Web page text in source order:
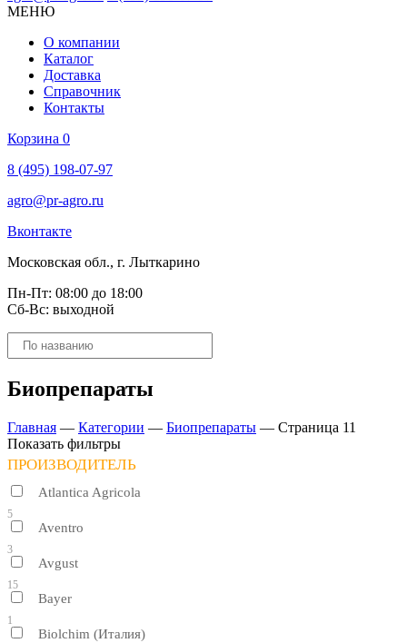
МЕНЮ
О компании
Каталог
Доставка
Справочник
Контакты
Корзина 0
8 (495) 198-07-97
agro@pr-agro.ru
Вконтакте
Московская обл., г. Лыткарино
Пн-Пт: 08:00 до 18:00
Сб-Вс: выходной
Поиск
товаров
Биопрепараты
Главная — Категории — Биопрепараты — Страница 11
Показать фильтры
ПРОИЗВОДИТЕЛЬ
Atlantica Agricola
5
Aventro
3
Avgust
15
Bayer
1
Biolchim (Италия)